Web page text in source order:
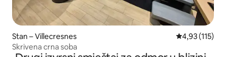
Stan – Villecresnes Prosječna
4,93 (115)
Skrivena crna soba